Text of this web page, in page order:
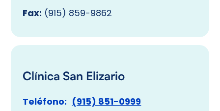
Fax: (915) 859-9862
Clínica San Elizario
Teléfono: (915) 851-0999